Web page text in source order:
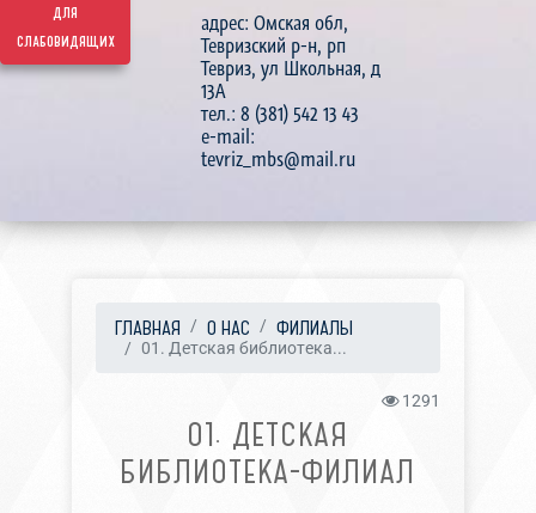
для
слабовидящих
адрес: Омская обл,
Тевризский р-н, рп
Тевриз, ул Школьная, д
13А
тел.: 8 (381) 542 13 43
e-mail:
tevriz_mbs@mail.ru
ГЛАВНАЯ О НАС ФИЛИАЛЫ
01. Детская библиотека...
1291
01. ДЕТСКАЯ
БИБЛИОТЕКА-ФИЛИАЛ